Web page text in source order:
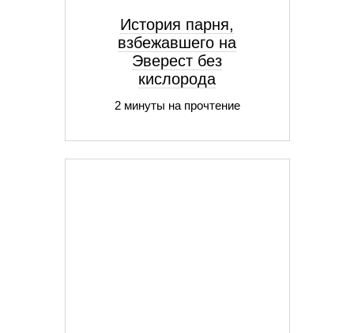
История парня,
взбежавшего на
Эверест без
кислорода
2 минуты на прочтение